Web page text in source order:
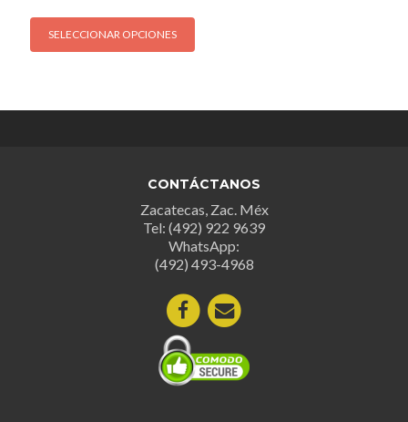
SELECCIONAR OPCIONES
Este
pueden
elegir
en
la
de
producto
CONTÁCTANOS
Zacatecas, Zac. Méx
Tel: (492) 922 9639
WhatsApp:
(492) 493-4968